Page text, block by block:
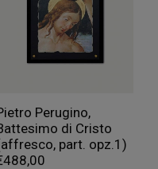
Perugino,
di Cristo
part. opz.1)
488,00